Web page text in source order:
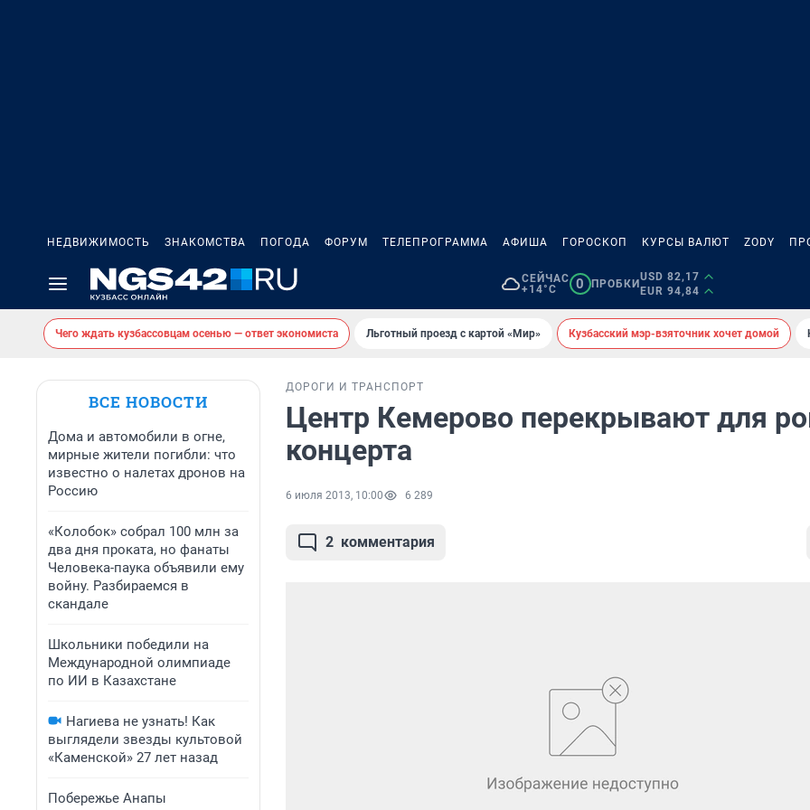
НЕДВИЖИМОСТЬ ЗНАКОМСТВА ПОГОДА ФОРУМ ТЕЛЕПРОГРАММА АФИША ГОРОСКОП КУРСЫ ВАЛЮТ ZODY
СЕЙЧАС
+14°C
0 ПРОБКИ
USD 82,17
EUR 94,84
Чего ждать кузбассовцам осенью — ответ экономиста Льготный проезд с картой «Мир» Кузбасский мэр-взяточник хочет домой
ВСЕ НОВОСТИ
Дома и автомобили в огне,
мирные жители погибли: что
известно о налетах дронов на
Россию
«Колобок» собрал 100 млн за
два дня проката, но фанаты
Человека-паука объявили ему
войну. Разбираемся в
скандале
Школьники победили на
Международной олимпиаде
по ИИ в Казахстане
Нагиева не узнать! Как
выглядели звезды культовой
«Каменской» 27 лет назад
Побережье Анапы
ДОРОГИ И ТРАНСПОРТ
Центр Кемерово перекрывают для
концерта
6 июля 2013, 10:00 6 289
2 комментария